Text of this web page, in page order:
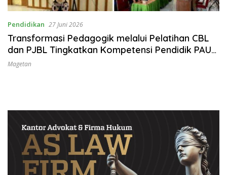
Pendidikan 27 Juni 2026
Transformasi Pedagogik melalui Pelatihan CBL
dan PJBL Tingkatkan Kompetensi Pendidik PAUD
di Magetan
Magetan